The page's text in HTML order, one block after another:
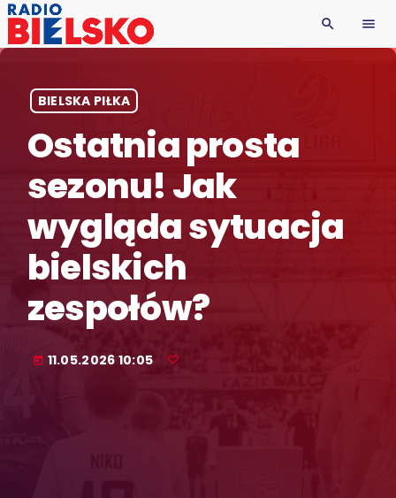
search menu
BIELSKA PIŁKA
Ostatnia prosta
sezonu! Jak
wygląda sytuacja
bielskich
zespołów?
today 11.05.2026 10:05